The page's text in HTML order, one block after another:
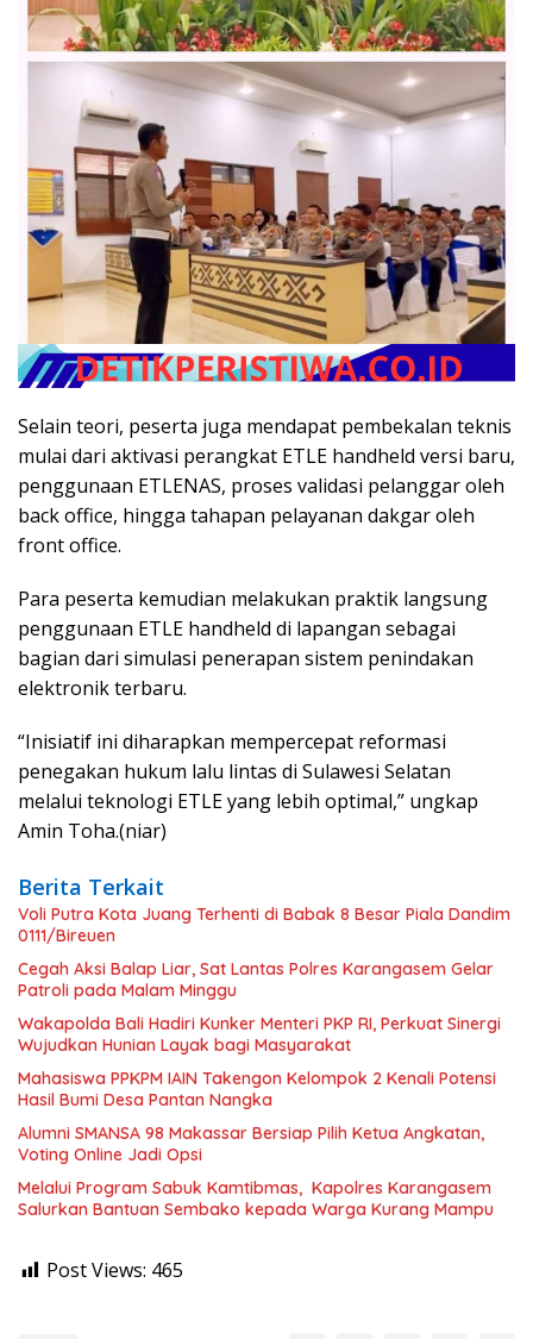
Selain teori, peserta juga mendapat pembekalan teknis
mulai dari aktivasi perangkat ETLE handheld versi baru,
penggunaan ETLENAS, proses validasi pelanggar oleh
back office, hingga tahapan pelayanan dakgar oleh
front office.
Para peserta kemudian melakukan praktik langsung
penggunaan ETLE handheld di lapangan sebagai
bagian dari simulasi penerapan sistem penindakan
elektronik terbaru.
“Inisiatif ini diharapkan mempercepat reformasi
penegakan hukum lalu lintas di Sulawesi Selatan
melalui teknologi ETLE yang lebih optimal,” ungkap
Amin Toha.(niar)
Berita Terkait
Voli Putra Kota Juang Terhenti di Babak 8 Besar Piala Dandim
0111/Bireuen
Cegah Aksi Balap Liar, Sat Lantas Polres Karangasem Gelar
Patroli pada Malam Minggu
Wakapolda Bali Hadiri Kunker Menteri PKP RI, Perkuat Sinergi
Wujudkan Hunian Layak bagi Masyarakat
Mahasiswa PPKPM IAIN Takengon Kelompok 2 Kenali Potensi
Hasil Bumi Desa Pantan Nangka
Alumni SMANSA 98 Makassar Bersiap Pilih Ketua Angkatan,
Voting Online Jadi Opsi
Melalui Program Sabuk Kamtibmas, Kapolres Karangasem
Salurkan Bantuan Sembako kepada Warga Kurang Mampu
Post Views: 465